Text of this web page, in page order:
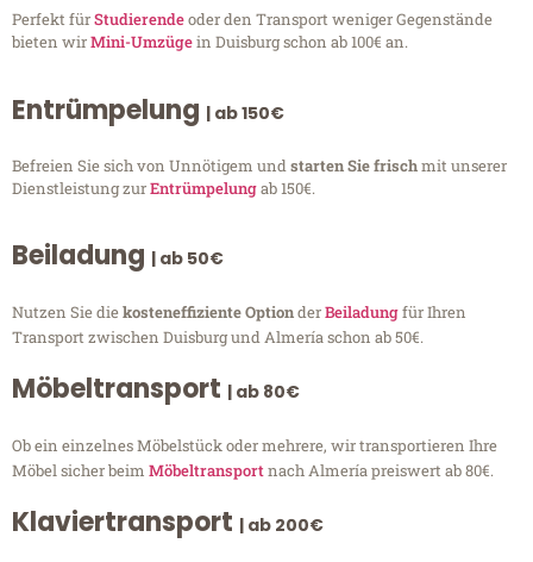
Perfekt fürStudierendeoder den Transport weniger Gegenstände
bieten wirMini-Umzügein Duisburg schon ab 100€ an.
Entrümpelung | ab 150€
Befreien Sie sich von Unnötigem undstarten Sie frischmit unserer
Dienstleistung zurEntrümpelungab 150€.
Beiladung | ab 50€
Nutzen Sie diekosteneffiziente OptionderBeiladungfür Ihren
Transport zwischen Duisburg und Almería schon ab 50€.
Möbeltransport | ab 80€
Ob ein einzelnes Möbelstück oder mehrere, wir transportieren Ihre
Möbel sicher beim Möbeltransportnach Almería preiswert ab 80€.
Klaviertransport | ab 200€